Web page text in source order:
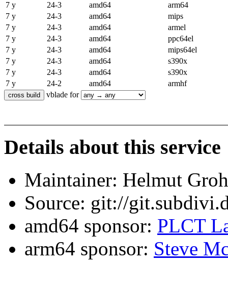
7 y
24-3 amd64
arm64
7 y
24-3 amd64
mips
7 y
24-3 amd64
armel
7 y
24-3 amd64
ppc64el
7 y
24-3 amd64
mips64el
7 y
24-3 amd64
s390x
7 y
24-3 amd64
s390x
7 y
24-2 amd64
armhf
vblade for
Details about this service
Maintainer: Helmut
Source: git://
amd64 sponsor: PLCT
arm64 sponsor: Steve